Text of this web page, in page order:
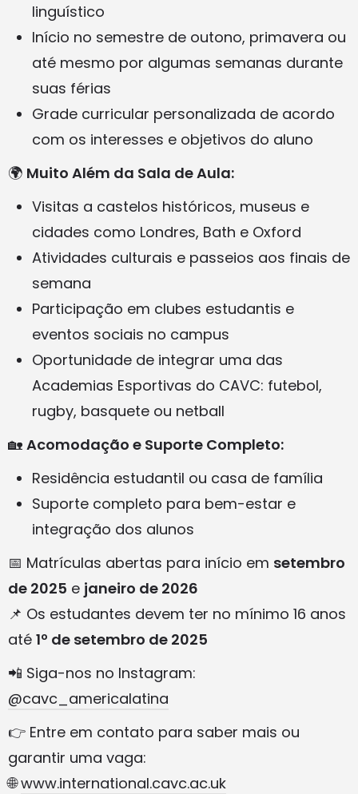
linguístico
Início no semestre de outono, primavera ou
até mesmo por algumas semanas durante
suas férias
Grade curricular personalizada de acordo
com os interesses e objetivos do aluno
🌍 Muito Além da Sala de Aula:
Visitas a castelos históricos, museus e
cidades como Londres, Bath e Oxford
Atividades culturais e passeios aos finais de
semana
Participação em clubes estudantis e
eventos sociais no campus
Oportunidade de integrar uma das
Academias Esportivas do CAVC: futebol,
rugby, basquete ou netball
🏡 Acomodação e Suporte Completo:
Residência estudantil ou casa de família
Suporte completo para bem-estar e
integração dos alunos
📅 Matrículas abertas para início em setembro
de 2025 e janeiro de 2026
📌 Os estudantes devem ter no mínimo 16 anos
até 1º de setembro de 2025
📲 Siga-nos no Instagram:
@cavc_americalatina
👉 Entre em contato para saber mais ou
garantir uma vaga:
🌐www.international.cavc.ac.uk